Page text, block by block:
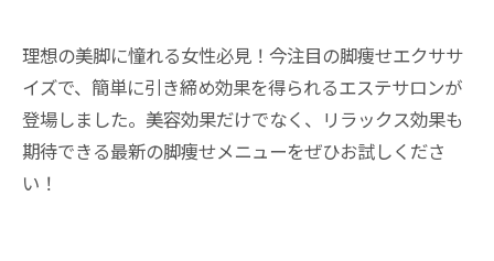
理想の美脚に憧れる女性必見！今注目の脚痩せエクササ
イズで、簡単に引き締め効果を得られるエステサロンが
登場しました。美容効果だけでなく、リラックス効果も
期待できる最新の脚痩せメニューをぜひお試しくださ
い！